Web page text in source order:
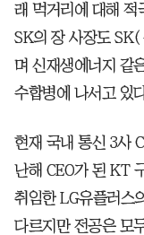
래 먹거리에 대해 적
SK의 장 사장도 SK(
며 신재생에너지 같
수합병에 나서고 있
현재 국내 통신 3사
난해 CEO가 된 KT
취임한 LG유플러스
다르지만 전공은 모